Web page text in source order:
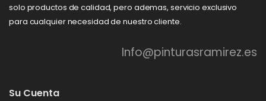
solo productos de calidad, pero ademas, servicio exclusivo
para cualquier necesidad de nuestro cliente.
Info@pinturasramirez.es
Su Cuenta